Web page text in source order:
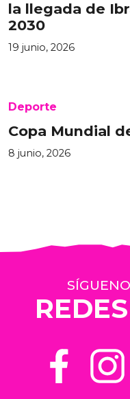
la llegada de
2030
19 junio, 2026
Deporte
Copa Mundial
8 junio, 2026